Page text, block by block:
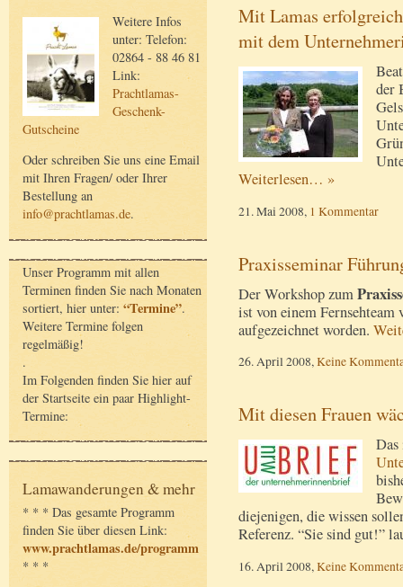
Weitere Infos
unter: Telefon:
02864 - 88 46 81
Link:
Prachtlamas-
Geschenk-
Gutscheine
Oder schreiben Sie uns eine Email
mit Ihren Fragen/ oder Ihrer
Bestellung an
info@prachtlamas.de.
Unser Programm mit allen
Terminen finden Sie nach Monaten
sortiert, hier unter: “Termine”.
Weitere Termine folgen
regelmäßig!
.
Im Folgenden finden Sie hier auf
der Startseite ein paar Highlight-
Termine:
Lamawanderungen & mehr
* * * Das gesamte Programm
finden Sie über diesen Link:
www.prachtlamas.de/programm
* * *
Mit Lamas
mit dem
der
Weiterlesen… »
21. Mai 2008, 1 Kommentar
Praxisseminar
Der Workshop zum
ist von einem Fernsehteam
aufgezeichnet worden.
26. April 2008,Keine
Mit diesen Frauen
Das
diejenigen, die wissen
Referenz. “Sie sind gut!”
16. April 2008, Keine